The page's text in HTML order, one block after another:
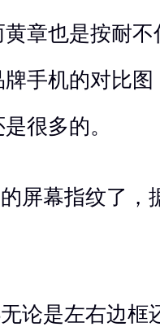
章也是按耐
牌手机的对比
很多的。
屏幕指纹了，
论是左右边框